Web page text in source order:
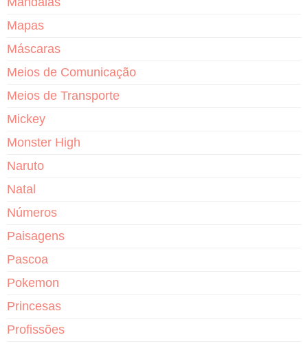
Mapas
Máscaras
Meios de Comunicação
Meios de Transporte
Mickey
Monster High
Naruto
Natal
Números
Paisagens
Pascoa
Pokemon
Princesas
Profissões